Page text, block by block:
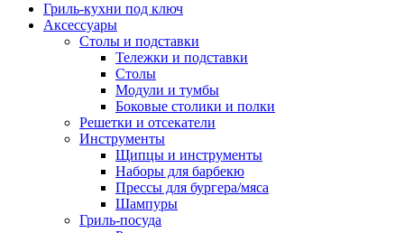
Гриль-кухни под ключ
Аксессуары
Столы и подставки
Тележки и подставки
Столы
Модули и тумбы
Боковые столики и полки
Решетки и отсекатели
Инструменты
Щипцы и инструменты
Наборы для барбекю
Прессы для бургера/мяса
Шампуры
Гриль-посуда